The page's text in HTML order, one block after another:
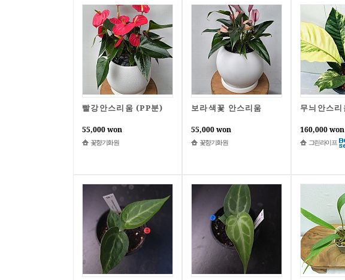
빨강안스리움 (PP분)
55,000 won
꽃향기화원
보라색꽃 안스리움
55,000 won
꽃향기화원
160,000 won
그린라이프